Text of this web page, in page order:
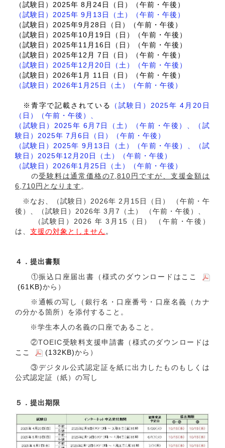
（試験日） 2025年 8 月 24日（日）（午前・午後）
（試験日）2025年 9月13日（土）（午前・午後）
（試験日）2025年9月28日（日）（午前・午後）
（試験日）2025年10月19日（日）（午前・午後）
（試験日）2025年11月16日（日）（午前・午後）
（試験日）2025年12月 7日（日）（午前・午後）
（試験日）2025年12月20日（土）（午前・午後）
（試験日）2026年1月 11日（日）（午前・午後）
（試験日）2026年1月25日（土）（午前・午後）
※青字で記載されている
（試験日）2025年 4月20日
（日）（午前・午後）、
（試験日）2025年 6月7日（土）（午前・午後）、（試
験日）2025年 7月6日（日）（午前・午後）
（試験日）2025年 9月13日（土）（午前・午後）、（試
験日）2025年12月20日（土）（午前・午後）
（試験日）2026年1月25日（土）（午前・午後）
の受験料は通常価格の7,810円ですが、支援金額は
6,710円となります 。
※なお、（試験日） 2026年 2 月 15日（日）
（午前・午
後）、（試験日） 2026年 3 月 7 （土）
（午前・午後）、
（試験日） 2026 年3 月 15 （日）
（午前・午後）
は、 支援の対象としません 。
４．提出書類
①振込口座届出書（様式のダウンロードは ここ
(61KB)から）
※通帳の写し（銀行名・口座番号・口座名義（カナ
の分かる箇所）を添付すること。
※学生本人の名義の口座であること。
②TOEIC受験料支援申請書（様式のダウンロードは
ここ
(132KB)から）
③デジタル公式認定証を紙に出力したものもしくは
公式認定証（紙）の写し
５．提出期限